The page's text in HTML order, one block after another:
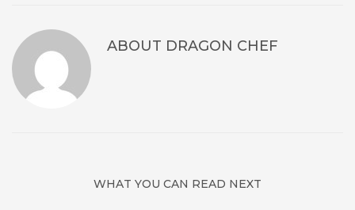
ABOUT DRAGON CHEF
WHAT YOU CAN READ NEXT